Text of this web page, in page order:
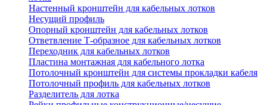
Настенный кронштейн для кабельных лотков
Несущий профиль
Опорный кронштейн для кабельных лотков
Ответвление Т-образное для кабельных лотков
Переходник для кабельных лотков
Пластина монтажная для кабельного лотка
Потолочный кронштейн для системы прокладки кабеля
Потолочный профиль для кабельных лотков
Разделитель для лотка